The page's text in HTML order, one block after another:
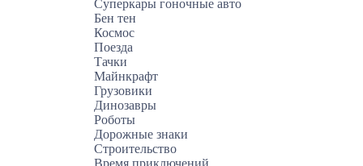
Суперкары гоночные авто
Бен тен
Космос
Поезда
Тачки
Майнкрафт
Грузовики
Динозавры
Роботы
Дорожные знаки
Строительство